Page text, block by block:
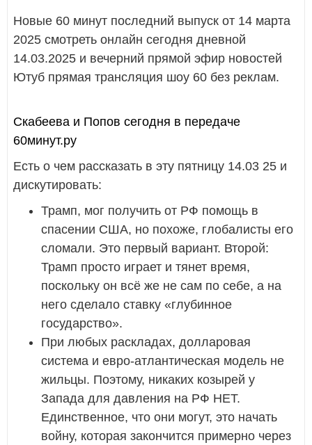
Новые 60 минут последний выпуск от 14 марта
2025 смотреть онлайн сегодня дневной
14.03.2025 и вечерний прямой эфир новостей
Ютуб прямая трансляция шоу 60 без реклам.
Скабеева и Попов сегодня в передаче
60минут.ру
Есть о чем рассказать в эту пятницу 14.03 25 и
дискутировать:
Трамп, мог получить от РФ помощь в
спасении США, но похоже, глобалисты его
сломали. Это первый вариант. Второй:
Трамп просто играет и тянет время,
поскольку он всё же не сам по себе, а на
него сделало ставку «глубинное
государство».
При любых раскладах, долларовая
система и евро-атлантическая модель не
жильцы. Поэтому, никаких козырей у
Запада для давления на РФ НЕТ.
Единственное, что они могут, это начать
войну, которая закончится примерно через